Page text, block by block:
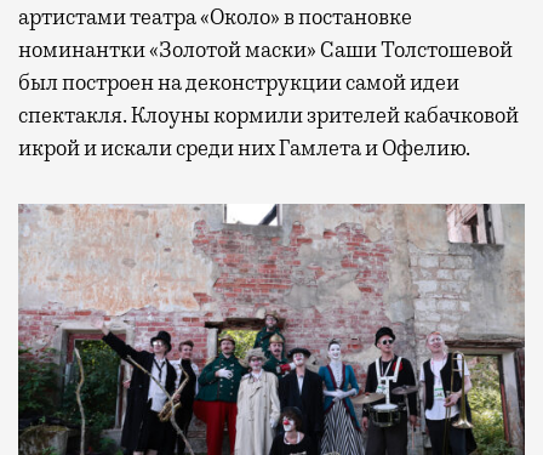
артистами театра «Около» в постановке
номинантки «Золотой маски» Саши Толстошевой
был построен на деконструкции самой идеи
спектакля. Клоуны кормили зрителей кабачковой
икрой и искали среди них Гамлета и Офелию.